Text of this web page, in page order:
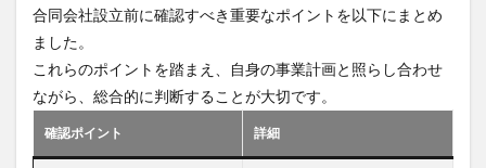
合同会社設立前に確認すべき重要なポイントを以下にまとめ
ました。
これらのポイントを踏まえ、自身の事業計画と照らし合わせ
ながら、総合的に判断することが大切です。
確認ポイント 詳細